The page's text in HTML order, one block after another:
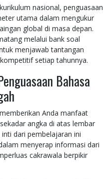
nasional, penguasaan
utama dalam mengukur
global di masa depan.
melalui bank soal
menjawab tantangan
setiap tahunnya.
Bahasa
Anda manfaat
angka di atas lembar
dari pembelajaran ini
menyerap informasi dari
cakrawala berpikir